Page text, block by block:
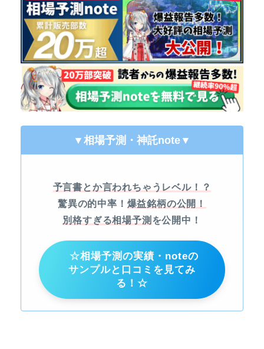
▼相場予測・神託note ▼
予言書とか言われちゃうレベル！？
驚異の的中率！ 爆益銘柄の公開！
別格すぎる相場予測 を公開中！
☆相場予測の実績・noteの
サンプルと口コミを見てみ
る！☆